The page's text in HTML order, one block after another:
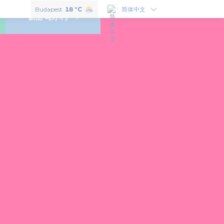
Budapest 18 °C 简体中文
畅游匈牙利